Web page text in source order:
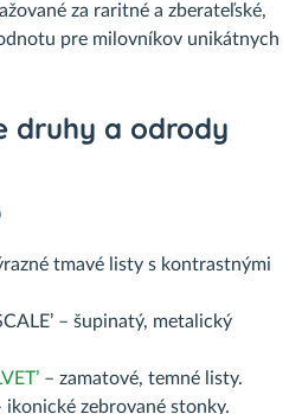
za raritné a zberateľské,
pre milovníkov unikátnych
druhy a odrody
tmavé listy s kontrastnými
– šupinatý, metalický
– zamatové, temné listy.
ikonické zebrované stonky.